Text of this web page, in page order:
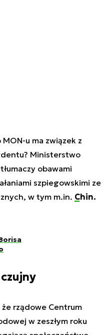
u ma związek z
Ministerstwo
obawami
szpiegowskimi ze
w tym m.in. Chin.
rządowe Centrum
w zeszłym roku